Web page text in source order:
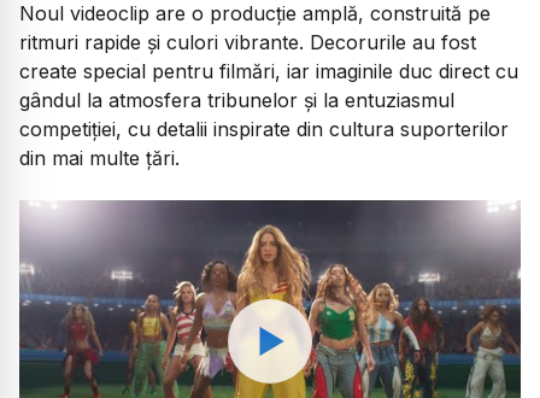
Noul videoclip are o producție amplă, construită pe
ritmuri rapide și culori vibrante. Decorurile au fost
create special pentru filmări, iar imaginile duc direct cu
gândul la atmosfera tribunelor și la entuziasmul
competiției, cu detalii inspirate din cultura suporterilor
din mai multe țări.
Watch